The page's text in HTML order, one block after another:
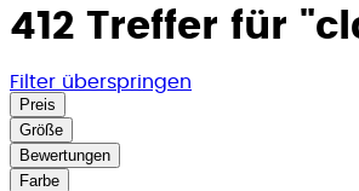
412 Treffer für
Filter überspringen
Preis
Größe
Bewertungen
Farbe